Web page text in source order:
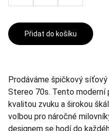
Přidat do košíku
Prodáváme špičkový
Stereo 70s. Tento moderní
kvalitou zvuku a širokou
volbou pro náročné
designem se hodí do